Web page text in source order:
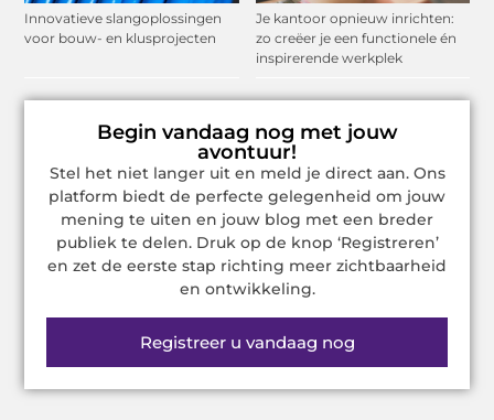
Innovatieve slangoplossingen
voor bouw- en klusprojecten
Je kantoor opnieuw inrichten:
zo creëer je een functionele én
inspirerende werkplek
Begin vandaag nog met jouw
avontuur!
Stel het niet langer uit en meld je direct aan. Ons
platform biedt de perfecte gelegenheid om jouw
mening te uiten en jouw blog met een breder
publiek te delen. Druk op de knop ‘Registreren’
en zet de eerste stap richting meer zichtbaarheid
en ontwikkeling.
Registreer u vandaag nog